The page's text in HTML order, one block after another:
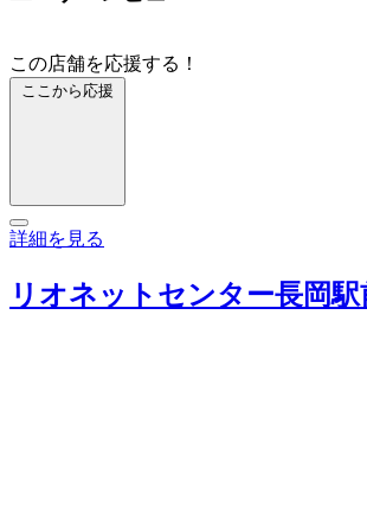
この店舗を応援する！
ここから応援
詳細を見る
リオネットセンター長岡駅